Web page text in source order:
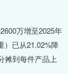
万增至2025年
）已从21.02%降
摊到每件产品上